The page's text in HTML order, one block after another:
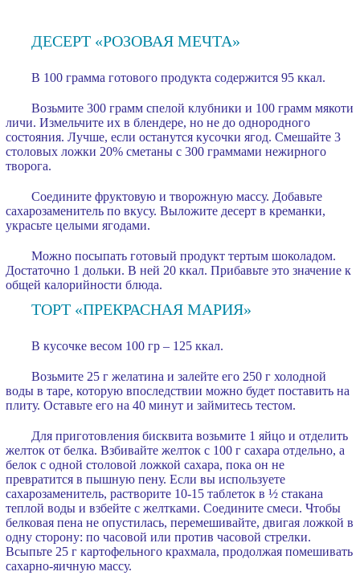
ДЕСЕРТ «РОЗОВАЯ МЕЧТА»
В 100 грамма готового продукта содержится 95 ккал.
Возьмите 300 грамм спелой клубники и 100 грамм мякоти
личи. Измельчите их в блендере, но не до однородного
состояния. Лучше, если останутся кусочки ягод. Смешайте 3
столовых ложки 20% сметаны с 300 граммами нежирного
творога.
Соедините фруктовую и творожную массу. Добавьте
сахарозаменитель по вкусу. Выложите десерт в креманки,
украсьте целыми ягодами.
Можно посыпать готовый продукт тертым шоколадом.
Достаточно 1 дольки. В ней 20 ккал. Прибавьте это значение к
общей калорийности блюда.
ТОРТ «ПРЕКРАСНАЯ МАРИЯ»
В кусочке весом 100 гр – 125 ккал.
Возьмите 25 г желатина и залейте его 250 г холодной
воды в таре, которую впоследствии можно будет поставить на
плиту. Оставьте его на 40 минут и займитесь тестом.
Для приготовления бисквита возьмите 1 яйцо и отделить
желток от белка. Взбивайте желток с 100 г сахара отдельно, а
белок с одной столовой ложкой сахара, пока он не
превратится в пышную пену. Если вы используете
сахарозаменитель, растворите 10-15 таблеток в ½ стакана
теплой воды и взбейте с желтками. Соедините смеси. Чтобы
белковая пена не опустилась, перемешивайте, двигая ложкой в
одну сторону: по часовой или против часовой стрелки.
Всыпьте 25 г картофельного крахмала, продолжая помешивать
сахарно-яичную массу.